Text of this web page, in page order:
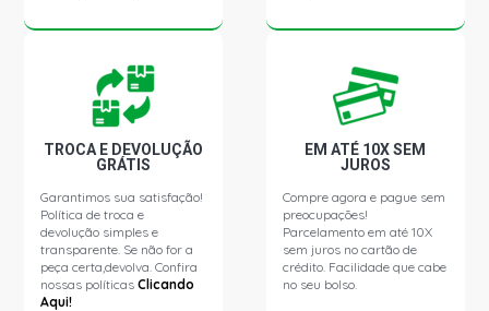
GOL G3 TURBO HATCH 1.0 16V AT TURBO GASOLINA
(2000 - 2003)
GOL G3 STD HATCH 1.0 8V AT (2000 - 2004)
GOL G3 CITY HATCH 1.0 8V AT (2003 - 2005)
GOL G3 OURO HATCH 1.0 8V AT (2000 - 2002)
TROCA E DEVOLUÇÃO
GRÁTIS
Garantimos sua satisfação!
Política de troca e
devolução simples e
transparente. Se não for a
peça certa,devolva. Confira
nossas políticasClicando
Aqui!
EM ATÉ 10X SEM
JUROS
Compre agora e pague sem
preocupações!
Parcelamento em até 10X
sem juros no cartão de
crédito. Facilidade que cabe
no seu bolso.